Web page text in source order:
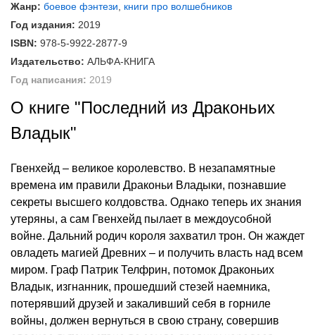
Жанр: боевое фэнтези
книги про волшебников
Год издания: 2019
ISBN: 978-5-9922-2877-9
Издательство: АЛЬФА-КНИГА
Год написания: 2019
О книге "Последний из Драконьих
Владык"
Гвенхейд – великое королевство. В незапамятные
времена им правили Драконьи Владыки, познавшие
секреты высшего колдовства. Однако теперь их знания
утеряны, а сам Гвенхейд пылает в междоусобной
войне. Дальний родич короля захватил трон. Он жаждет
овладеть магией Древних – и получить власть над всем
миром. Граф Патрик Телфрин, потомок Драконьих
Владык, изгнанник, прошедший стезей наемника,
потерявший друзей и закаливший себя в горниле
войны, должен вернуться в свою страну, совершив